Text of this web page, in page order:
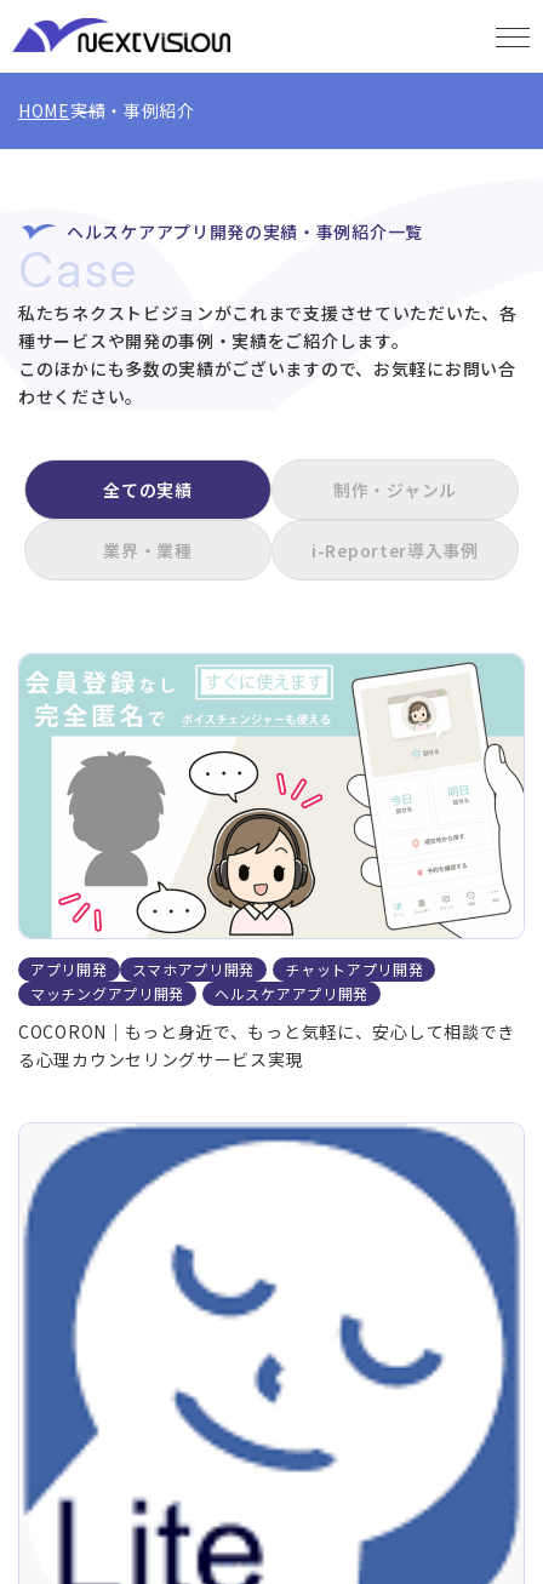
HOME実績・事例紹介
ヘルスケアアプリ開発の実績・事例紹介一覧
Case
私たちネクストビジョンがこれまで支援させていただいた、各
種サービスや開発の事例・実績をご紹介します。
このほかにも多数の実績がございますので、お気軽にお問い合
わせください。
全ての実績 制作・ジャンル
業界・業種 i-Reporter導入事例
アプリ開発 スマホアプリ開発
チャットアプリ開発
マッチングアプリ開発
ヘルスケアアプリ開発
COCORON｜もっと身近で、もっと気軽に、安心して相談でき
る心理カウンセリングサービス実現